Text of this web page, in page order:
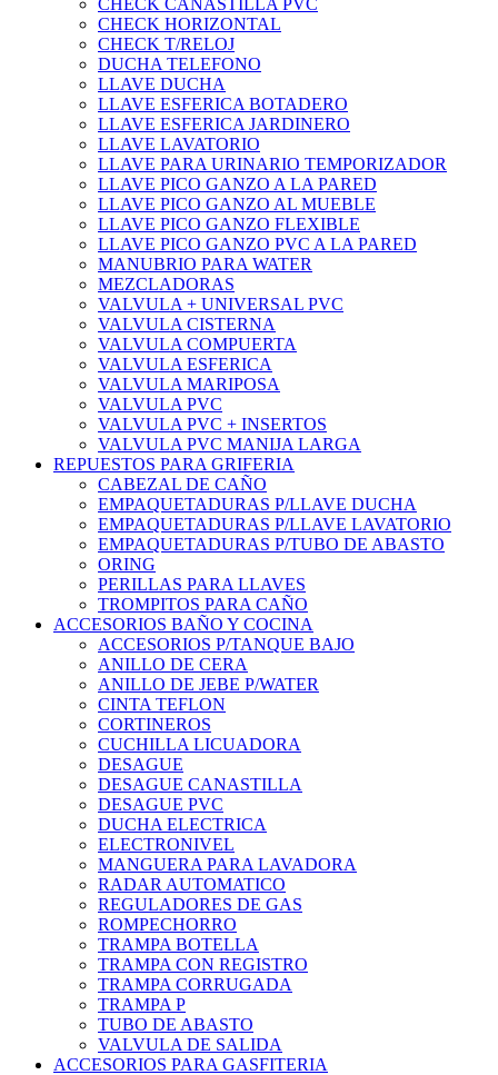
CHECK CANASTILLA PVC
CHECK HORIZONTAL
CHECK T/RELOJ
DUCHA TELEFONO
LLAVE DUCHA
LLAVE ESFERICA BOTADERO
LLAVE ESFERICA JARDINERO
LLAVE LAVATORIO
LLAVE PARA URINARIO TEMPORIZADOR
LLAVE PICO GANZO A LA PARED
LLAVE PICO GANZO AL MUEBLE
LLAVE PICO GANZO FLEXIBLE
LLAVE PICO GANZO PVC A LA PARED
MANUBRIO PARA WATER
MEZCLADORAS
VALVULA + UNIVERSAL PVC
VALVULA CISTERNA
VALVULA COMPUERTA
VALVULA ESFERICA
VALVULA MARIPOSA
VALVULA PVC
VALVULA PVC + INSERTOS
VALVULA PVC MANIJA LARGA
REPUESTOS PARA GRIFERIA
CABEZAL DE CAÑO
EMPAQUETADURAS P/LLAVE DUCHA
EMPAQUETADURAS P/LLAVE LAVATORIO
EMPAQUETADURAS P/TUBO DE ABASTO
ORING
PERILLAS PARA LLAVES
TROMPITOS PARA CAÑO
ACCESORIOS BAÑO Y COCINA
ACCESORIOS P/TANQUE BAJO
ANILLO DE CERA
ANILLO DE JEBE P/WATER
CINTA TEFLON
CORTINEROS
CUCHILLA LICUADORA
DESAGUE
DESAGUE CANASTILLA
DESAGUE PVC
DUCHA ELECTRICA
ELECTRONIVEL
MANGUERA PARA LAVADORA
RADAR AUTOMATICO
REGULADORES DE GAS
ROMPECHORRO
TRAMPA BOTELLA
TRAMPA CON REGISTRO
TRAMPA CORRUGADA
TRAMPA P
TUBO DE ABASTO
VALVULA DE SALIDA
ACCESORIOS PARA GASFITERIA